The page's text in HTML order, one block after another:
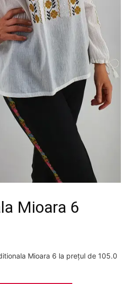
Mioara 6
Mioara 6 la prețul de 105.0